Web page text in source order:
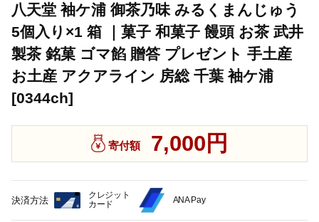
八天堂 袖ケ浦 御茶乃味 みるくまんじゅう
5個入り×1 箱 ｜菓子 和菓子 饅頭 お茶 武井
製茶 銘菓 ゴマ餡 贈答 プレゼント 手土産
お土産 アクアライン 房総 千葉 袖ケ浦
[0344ch]
寄付額 7,000円
決済方法
クレジット
カード
ANA Pay